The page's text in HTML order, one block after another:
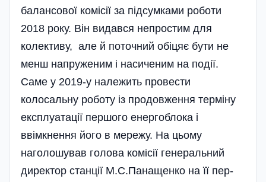
балансової комісії за підсумками роботи
2018 року. Він видався непростим для
колективу, але й поточний обіцяє бути не
менш напруженим і насиченим на події.
Саме у 2019-у належить провести
колосальну роботу із продовження терміну
експлуатації першого енергоблока і
ввімкнення його в мережу. На цьому
наголошував голова комісії генеральний
директор станції М.С.Панащенко на її пер­